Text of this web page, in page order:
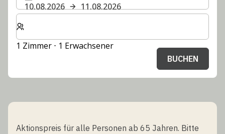
10.08.2026
11.08.2026
Wählen Sie die Anzahl der Zimmer und Gäste für Ihren
1 Zimmer ⋅ 1 Erwachsener
BUCHEN
Aktionspreis für alle Personen ab 65 Jahren. Bitte